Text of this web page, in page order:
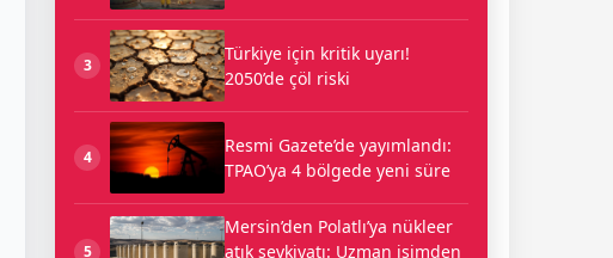
3
Türkiye için kritik uyarı!
2050’de çöl riski
4
Resmi Gazete’de yayımlandı:
TPAO’ya 4 bölgede yeni süre
5
Mersin’den Polatlı’ya nükleer
atık sevkiyatı: Uzman isimden